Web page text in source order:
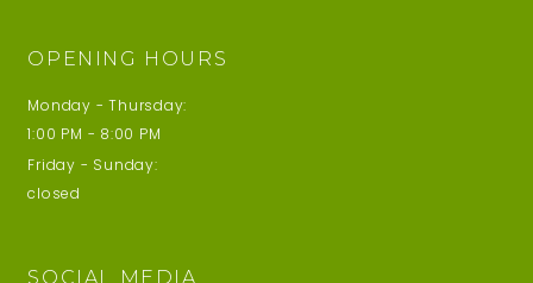
OPENING HOURS
Monday - Thursday:
1:00 PM - 8:00 PM
Friday - Sunday:
closed
SOCIAL MEDIA